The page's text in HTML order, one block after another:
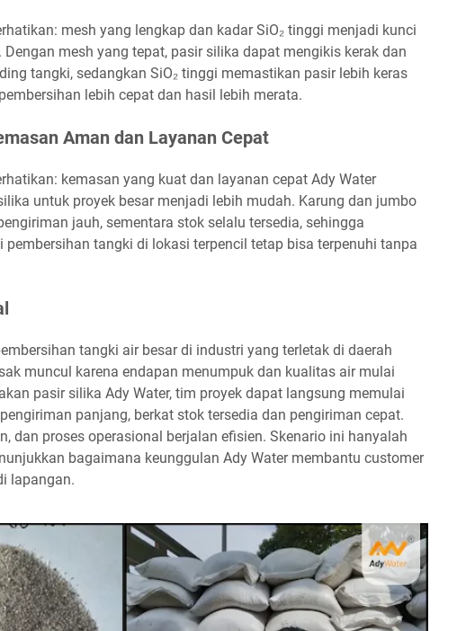
mesh yang lengkap dan kadar SiO₂ tinggi menjadi kunci
mesh yang tepat, pasir silika dapat mengikis kerak dan
tangki, sedangkan SiO₂ tinggi memastikan pasir lebih keras
lebih cepat dan hasil lebih merata.
Aman dan Layanan Cepat
kemasan yang kuat dan layanan cepat Ady Water
untuk proyek besar menjadi lebih mudah. Karung dan jumbo
jauh, sementara stok selalu tersedia, sehingga
pembersihan tangki di lokasi terpencil tetap bisa terpenuhi tanpa
tangki air besar di industri yang terletak di daerah
muncul karena endapan menumpuk dan kualitas air mulai
pasir silika Ady Water, tim proyek dapat langsung memulai
panjang, berkat stok tersedia dan pengiriman cepat.
dan proses operasional berjalan efisien. Skenario ini hanyalah
bagaimana keunggulan Ady Water membantu customer
lapangan.